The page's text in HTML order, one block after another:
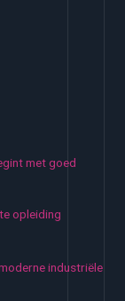
met goed
opleiding
industriële